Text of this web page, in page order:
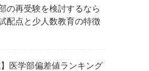
の再受験を検討するなら
配点と少人数教育の特徴
】医学部偏差値ランキング